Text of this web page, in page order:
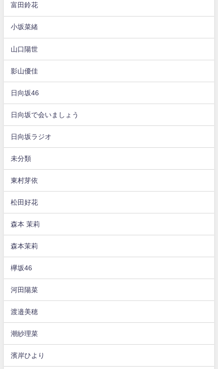
富田鈴花
小坂菜緒
山口陽世
影山優佳
日向坂46
日向坂で会いましょう
日向坂ラジオ
未分類
東村芽依
松田好花
森本 茉莉
森本茉莉
欅坂46
河田陽菜
渡邉美穂
潮紗理菜
濱岸ひより